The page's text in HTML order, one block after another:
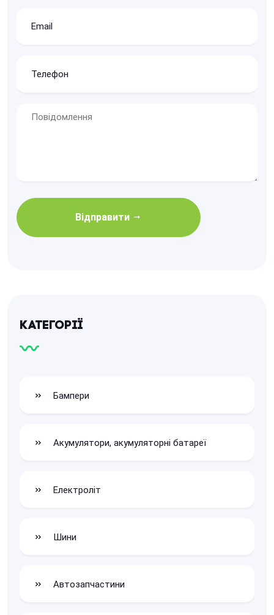
Відправити
Категорії
Бампери
Акумулятори, акумуляторні батареї
Електроліт
Шини
Автозапчастини